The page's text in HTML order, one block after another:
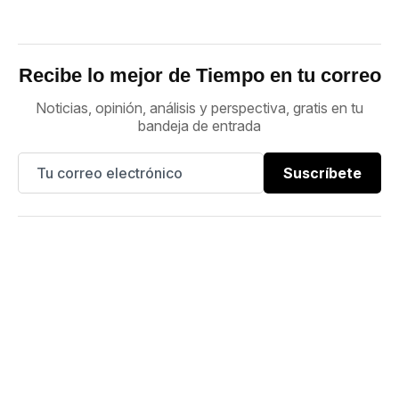
Recibe lo mejor de Tiempo en tu correo
Noticias, opinión, análisis y perspectiva, gratis en tu
bandeja de entrada
Suscríbete